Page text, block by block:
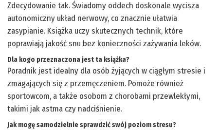
Zdecydowanie tak. Świadomy oddech doskonale wycisza
autonomiczny układ nerwowy, co znacznie ułatwia
zasypianie. Książka uczy skutecznych technik, które
poprawiają jakość snu bez konieczności zażywania leków.
Dla kogo przeznaczona jest ta książka?
Poradnik jest idealny dla osób żyjących w ciągłym stresie i
zmagających się z przemęczeniem. Pomoże również
sportowcom, a także osobom z chorobami przewlekłymi,
takimi jak astma czy nadciśnienie.
Jak mogę samodzielnie sprawdzić swój poziom stresu?